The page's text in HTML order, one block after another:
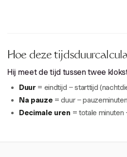
Hoe deze
Hij meet de tijd tussen twee
Duur = eindtijd − starttijd
Na pauze = duur −
Decimale uren = totale minuten